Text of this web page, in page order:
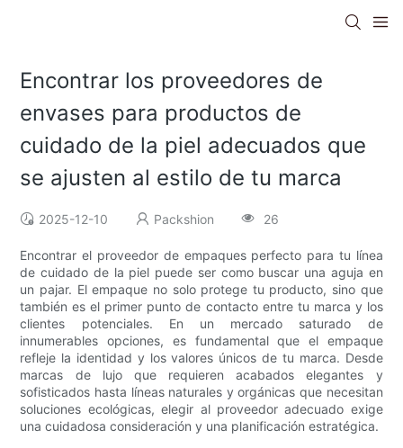
Encontrar los proveedores de
envases para productos de
cuidado de la piel adecuados que
se ajusten al estilo de tu marca
2025-12-10 Packshion 26
Encontrar el proveedor de empaques perfecto para tu línea
de cuidado de la piel puede ser como buscar una aguja en
un pajar. El empaque no solo protege tu producto, sino que
también es el primer punto de contacto entre tu marca y los
clientes potenciales. En un mercado saturado de
innumerables opciones, es fundamental que el empaque
refleje la identidad y los valores únicos de tu marca. Desde
marcas de lujo que requieren acabados elegantes y
sofisticados hasta líneas naturales y orgánicas que necesitan
soluciones ecológicas, elegir al proveedor adecuado exige
una cuidadosa consideración y una planificación estratégica.